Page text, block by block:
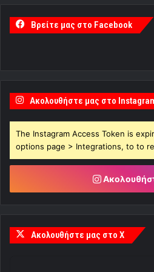
Βρείτε μας στο Facebook
Ακολουθήστε μας στο
The Instagram Access Token is
options page > Integrations, to to
Ακολουθήστε μας στο X